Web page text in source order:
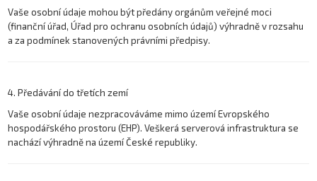
Vaše osobní údaje mohou být předány orgánům veřejné moci
(finanční úřad, Úřad pro ochranu osobních údajů) výhradně v rozsahu
a za podmínek stanovených právními předpisy.
4. Předávání do třetích zemí
Vaše osobní údaje nezpracováváme mimo území Evropského
hospodářského prostoru (EHP). Veškerá serverová infrastruktura se
nachází výhradně na území České republiky.